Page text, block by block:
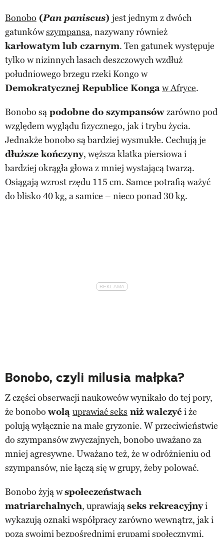
Bonobo (Pan paniscus) jest jednym z dwóch
gatunkówszympansa, nazywany również
karłowatym lub czarnym. Ten gatunek występuje
tylko w nizinnych lasach deszczowych wzdłuż
południowego brzegu rzeki Kongo w
Demokratycznej Republice Kongaw Afryce.
Bonobo są podobne do szympansówzarówno pod
względem wyglądu fizycznego, jak i trybu życia.
Jednakże bonobo są bardziej wysmukłe. Cechują je
dłuższe kończyny, węższa klatka piersiowa i
bardziej okrągła głowa z mniej wystającą twarzą.
Osiągają wzrost rzędu 115 cm. Samce potrafią ważyć
do blisko 40 kg, a samice – nieco ponad 30 kg.
Bonobo, czyli milusia małpka?
Z części obserwacji naukowców wynikało do tej pory,
że bonobo wolą uprawiać seks niż walczyći że
polują wyłącznie na małe gryzonie. W przeciwieństwie
do szympansów zwyczajnych, bonobo uważano za
mniej agresywne. Uważano też, że w odróżnieniu od
szympansów, nie łączą się w grupy, żeby polować.
Bonobo żyją wspołeczeństwach
matriarchalnych, uprawiająseks rekreacyjnyi
wykazują oznaki współpracy zarówno wewnątrz, jak i
poza swoimi bezpośrednimi grupami społecznymi.